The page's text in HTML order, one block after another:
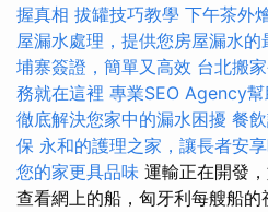
握真相 拔罐技巧教學 下午茶外
屋漏水處理，提供您房屋漏水的
埔寨簽證，簡單又高效 台北搬
務就在這裡 專業SEO Agency
徹底解決您家中的漏水困擾 餐
保 永和的護理之家，讓長者安
您的家更具品味 運輸正在開發
查看網上的船，匈牙利每艘船